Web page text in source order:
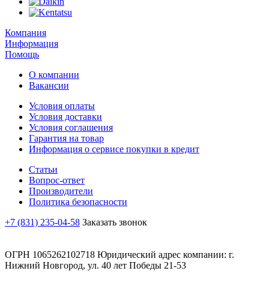
Компания
Информация
Помощь
О компании
Вакансии
Условия оплаты
Условия доставки
Условия соглашения
Гарантия на товар
Информация о сервисе покупки в кредит
Статьи
Вопрос-ответ
Производители
Политика безопасности
+7 (831) 235-04-58 Заказать звонок
ОГРН 1065262102718 Юридический адрес компании: г.
Нижний Новгород, ул. 40 лет Победы 21-53